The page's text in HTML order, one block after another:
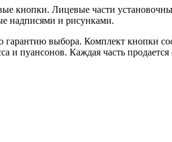
кнопки. Лицевые части
надписями и рисунками.
выбора. Комплект кнопки
и пуансонов. Каждая часть продается